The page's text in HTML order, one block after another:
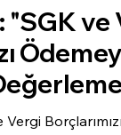
"SGK ve